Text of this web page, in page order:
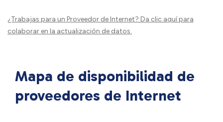
¿Trabajas para un Proveedor de Internet? Da clic aquípara
colaborar en la actualización de datos.
Mapa de disponibilidad de
proveedores de Internet